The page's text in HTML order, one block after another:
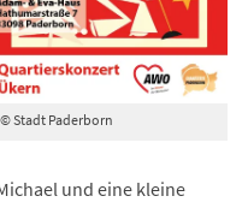
© Stadt Paderborn
und eine kleine